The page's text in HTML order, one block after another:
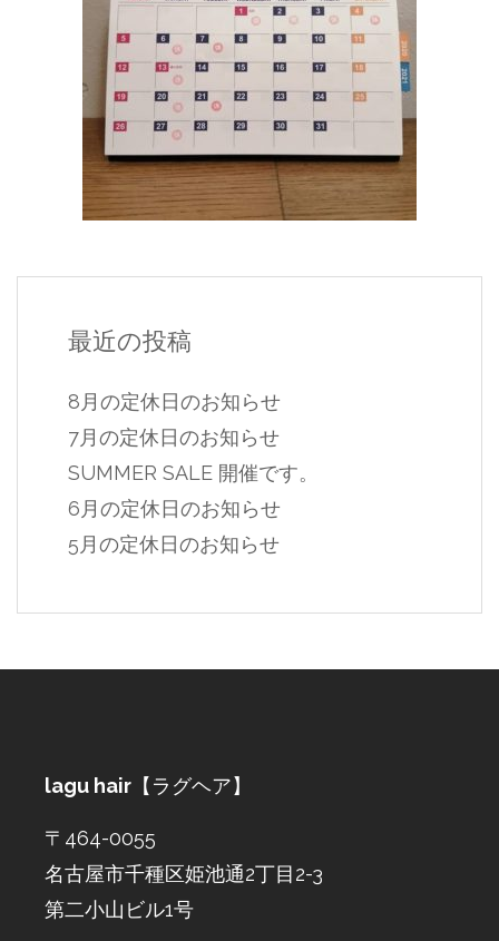
最近の投稿
8月の定休日のお知らせ
7月の定休日のお知らせ
SUMMER SALE 開催です。
6月の定休日のお知らせ
5月の定休日のお知らせ
lagu hair 【ラグヘア】
〒464-0055
名古屋市千種区姫池通2丁目2-3
第二小山ビル1号